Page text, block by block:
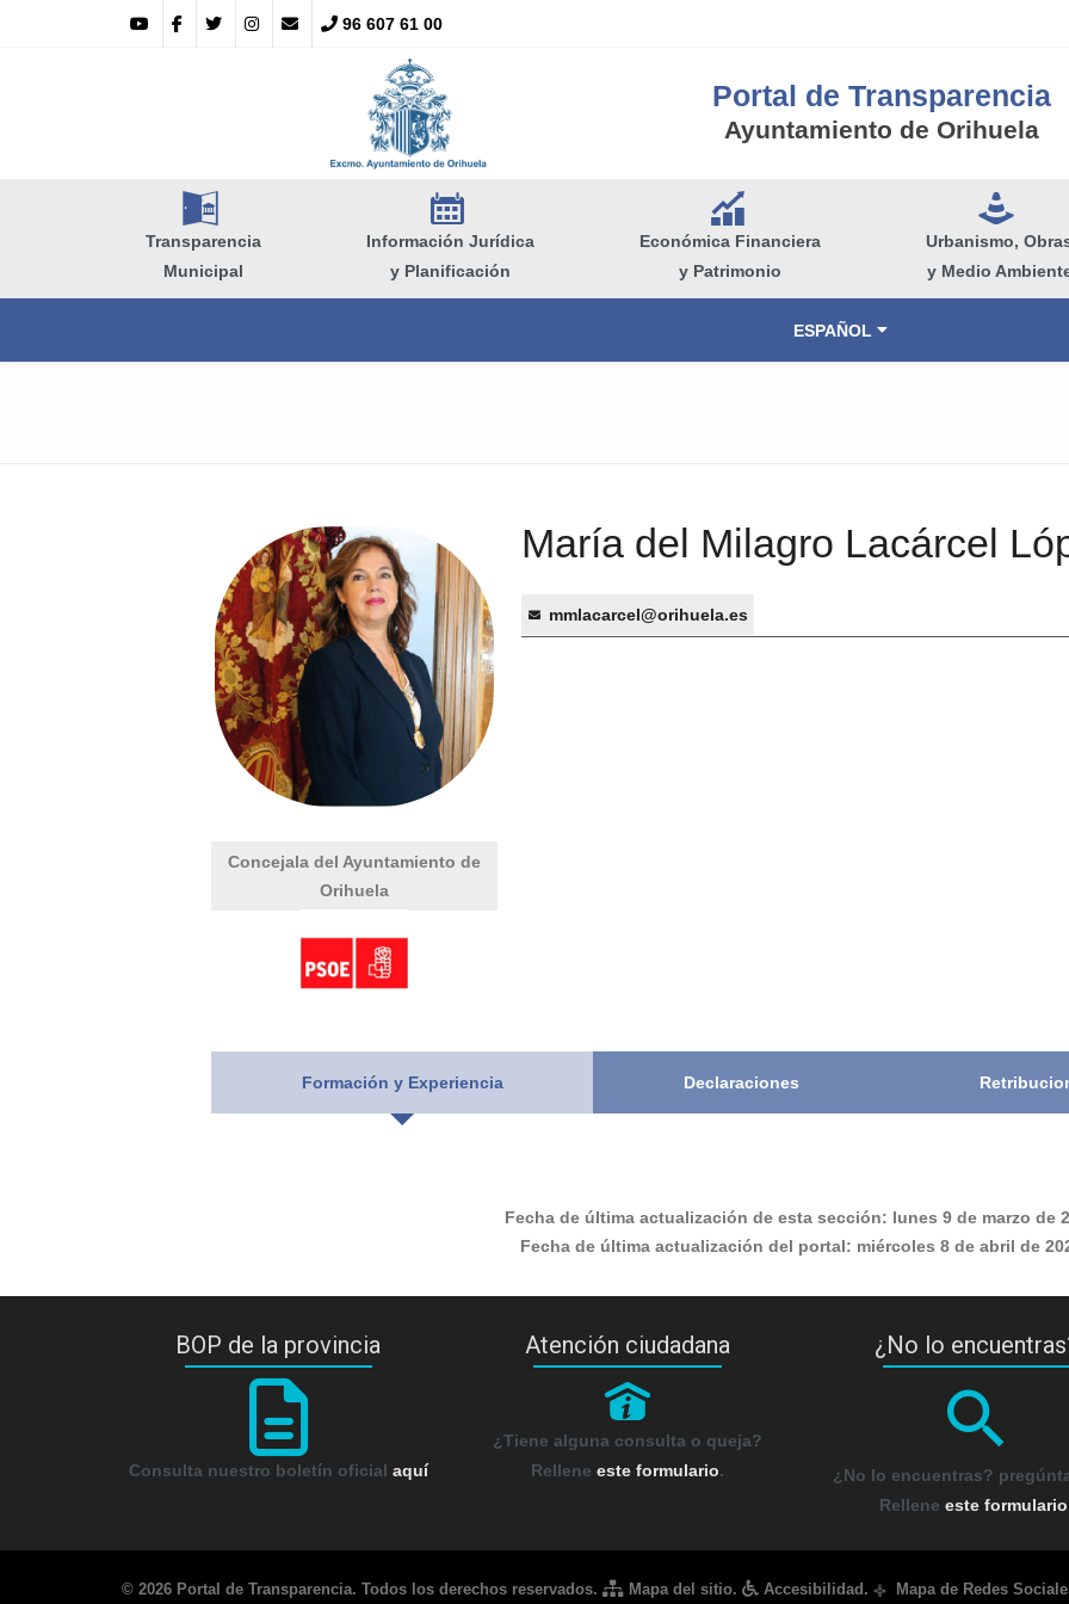
96 607 61 00
Portal de Transparencia
Ayuntamiento de Orihuela
A
Transparencia
Municipal
E
Información Jurídica
y Planificación
Q
Económica Financiera
y Patrimonio
e
Urbanismo,
y Medio
ESPAÑOL
VALENCIÀ
Concejala del Ayuntamiento de
Orihuela
María del Milagro Lacárcel
mmlacarcel@orihuela.es
Formación y Experiencia Declaraciones
Fecha de última actualización de esta sección: lunes 9 de marzo de
Fecha de última actualización del portal: miércoles 8 de abril de
BOP de la provincia
Consulta nuestro boletín oficial aquí
Atención ciudadana
P
¿Tiene alguna consulta o queja?
Rellene este formulario.
¿No lo
¿No lo encuentras?
Relleneeste formulario
© 2026 Portal de Transparencia. Todos los derechos reservados. Mapa del sitio. Accesibilidad . q Mapa de Redes